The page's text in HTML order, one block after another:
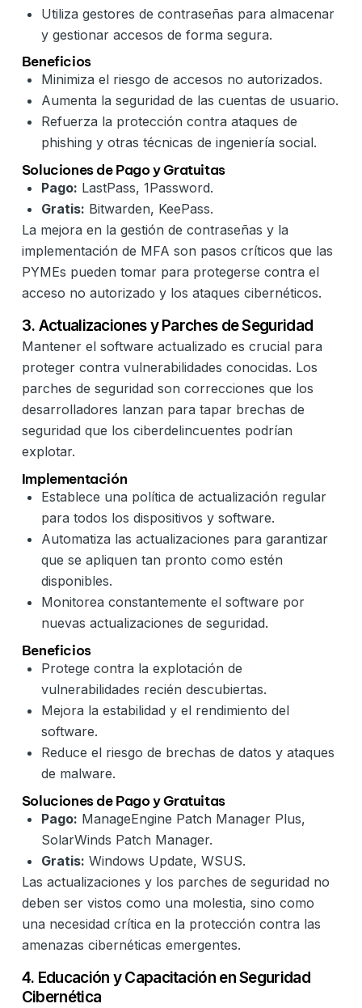
Utiliza gestores de contraseñas para almacenar
y gestionar accesos de forma segura.
Beneficios
Minimiza el riesgo de accesos no autorizados.
Aumenta la seguridad de las cuentas de usuario.
Refuerza la protección contra ataques de
phishing y otras técnicas de ingeniería social.
Soluciones de Pago y Gratuitas
Pago: LastPass, 1Password.
Gratis: Bitwarden, KeePass.
La mejora en la gestión de contraseñas y la
implementación de MFA son pasos críticos que las
PYMEs pueden tomar para protegerse contra el
acceso no autorizado y los ataques cibernéticos.
3. Actualizaciones y Parches de Seguridad
Mantener el software actualizado es crucial para
proteger contra vulnerabilidades conocidas. Los
parches de seguridad son correcciones que los
desarrolladores lanzan para tapar brechas de
seguridad que los ciberdelincuentes podrían
explotar.
Implementación
Establece una política de actualización regular
para todos los dispositivos y software.
Automatiza las actualizaciones para garantizar
que se apliquen tan pronto como estén
disponibles.
Monitorea constantemente el software por
nuevas actualizaciones de seguridad.
Beneficios
Protege contra la explotación de
vulnerabilidades recién descubiertas.
Mejora la estabilidad y el rendimiento del
software.
Reduce el riesgo de brechas de datos y ataques
de malware.
Soluciones de Pago y Gratuitas
Pago: ManageEngine Patch Manager Plus,
SolarWinds Patch Manager.
Gratis: Windows Update, WSUS.
Las actualizaciones y los parches de seguridad no
deben ser vistos como una molestia, sino como
una necesidad crítica en la protección contra las
amenazas cibernéticas emergentes.
4. Educación y Capacitación en Seguridad
Cibernética